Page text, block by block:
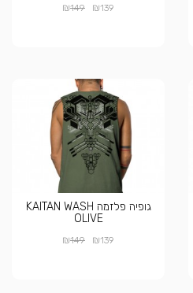
₪139
₪149
גופיה פלזמה KAITAN WASH
OLIVE
₪139
₪149